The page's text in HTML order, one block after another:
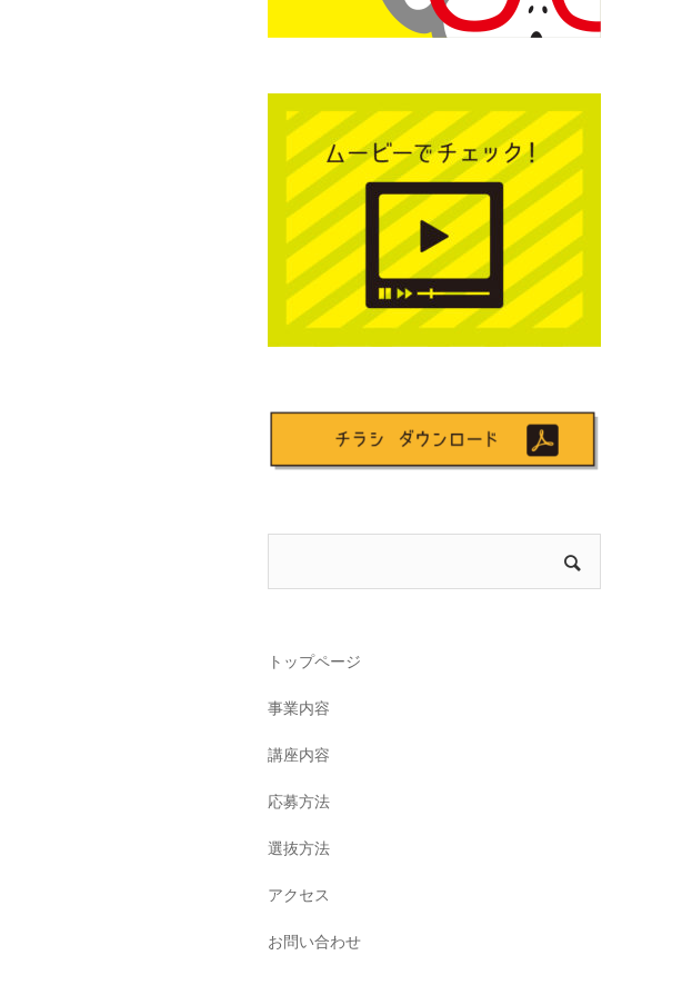
トップページ
事業内容
講座内容
応募方法
選抜方法
アクセス
お問い合わせ